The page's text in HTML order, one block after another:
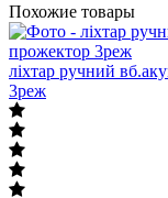
Похожие товары
ліхтар ручний
3реж